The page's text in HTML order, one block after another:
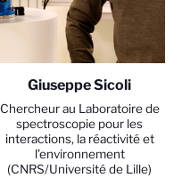
Giuseppe Sicoli
Chercheur au Laboratoire de
spectroscopie pour les
interactions, la réactivité et
l’environnement
(CNRS/Université de Lille)